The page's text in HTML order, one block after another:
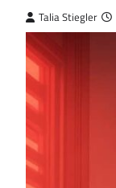
Talia Stiegler